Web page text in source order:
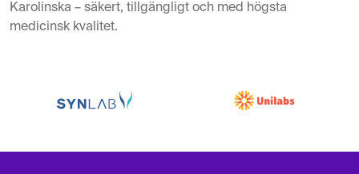
Karolinska – säkert, tillgängligt och med högsta
medicinsk kvalitet.